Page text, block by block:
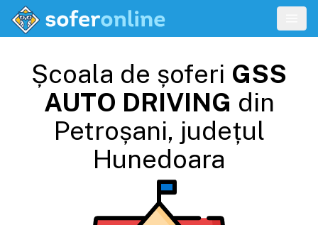
Școala de șoferi GSS
AUTO DRIVING din
Petroșani, județul
Hunedoara